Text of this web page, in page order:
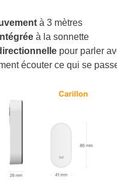
à 3 mètres
à la sonnette
pour parler
écouter ce qui se